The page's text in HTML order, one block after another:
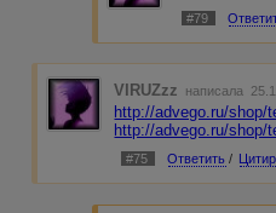
#79
VIRUZzz написала
http://advego.ru/shop/
http://advego.ru/shop/
#75 Ответить /